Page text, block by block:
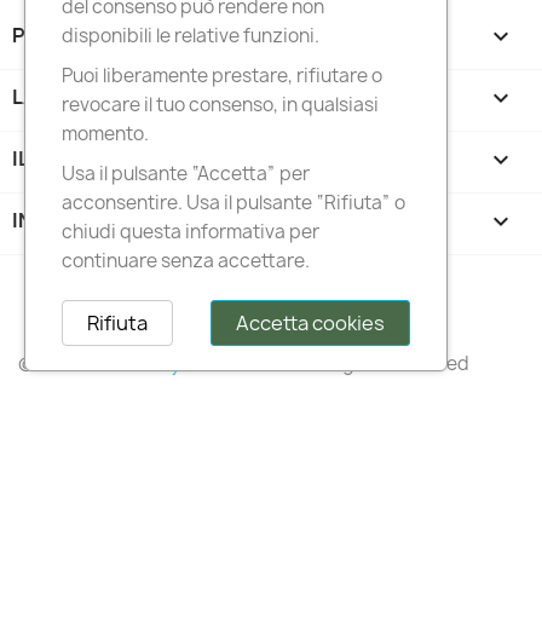
PRODOTTI 
LA NOSTRA AZIENDA 
IL TUO ACCOUNT 
INFORMAZIONI NEGOZIO keyboard_arrow_down
Follow us
© 2026 – – All Rights Reserved
del consenso può rendere non
disponibili le relative funzioni.
Puoi liberamente prestare, rifiutare o
revocare il tuo consenso, in qualsiasi
momento.
Usa il pulsante “Accetta” per
acconsentire. Usa il pulsante “Rifiuta” o
chiudi questa informativa per
continuare senza accettare.
Accetta cookies
Rifiuta